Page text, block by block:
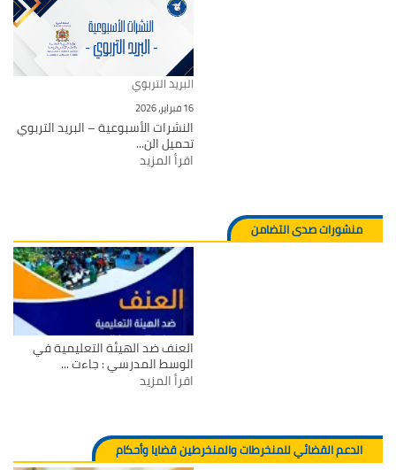
البريد التربوي
16 فبراير، 2026
النشرات الأسبوعية – البريد التربوي
تحميل الن...
اقرأ المزيد
منشورات صدى التضامن
العنف ضد الهيئة التعليمية في
الوسط المدرسي : جاءت ...
اقرأ المزيد
الدعم القضائي للمنخرطات والمنخرطين قضايا وأحكام